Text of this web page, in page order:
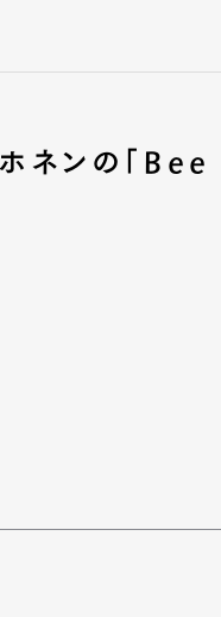
ホネンの「